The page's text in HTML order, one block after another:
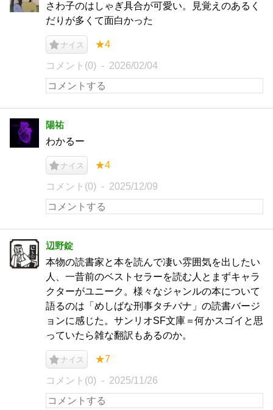
さわ子のはしゃぎ具合が可愛い。見覚えのあるく
だりが多くて面白かった
ナイス ★4
コメント(0) 2026/02/04
陽祐
わかるー
ナイス ★4
コメント(0) 2025/12/09
辺野錠
本物の読書家と本を読んで凄い雰囲気を出したい
人、一昔前のベストセラーを読む人とまずキャラ
クターがユニーク。様々なジャンルの本について
語るのは「めしばな刑事タチバナ」の読書バージ
ョンに感じた。サンリオSF文庫＝何かスゴイと思
っていたら雑な翻訳もあるのか。
ナイス ★7
コメント(0) 2025/11/26